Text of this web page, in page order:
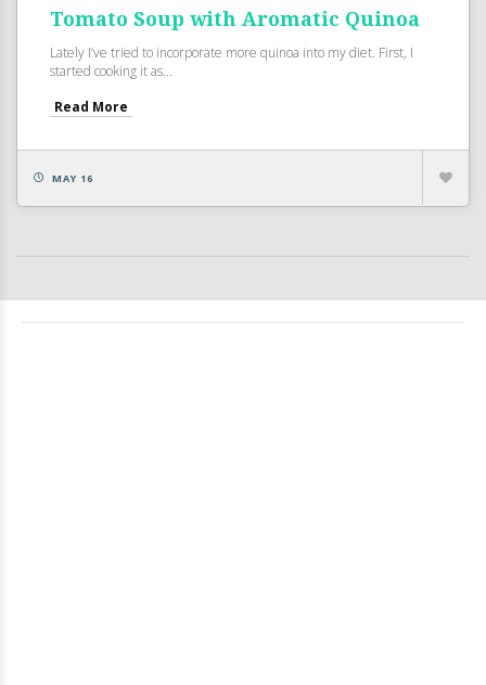
Tomato Soup with Aromatic Quinoa
Lately I’ve tried to incorporate more quinoa into my diet. First, I
started cooking it as...
Read More
MAY 16